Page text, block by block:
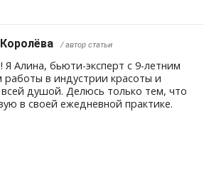
/ автор статьи
Я Алина, бьюти-эксперт с 9-летним
работы в индустрии красоты и
душой. Делюсь только тем, что
в своей ежедневной практике.